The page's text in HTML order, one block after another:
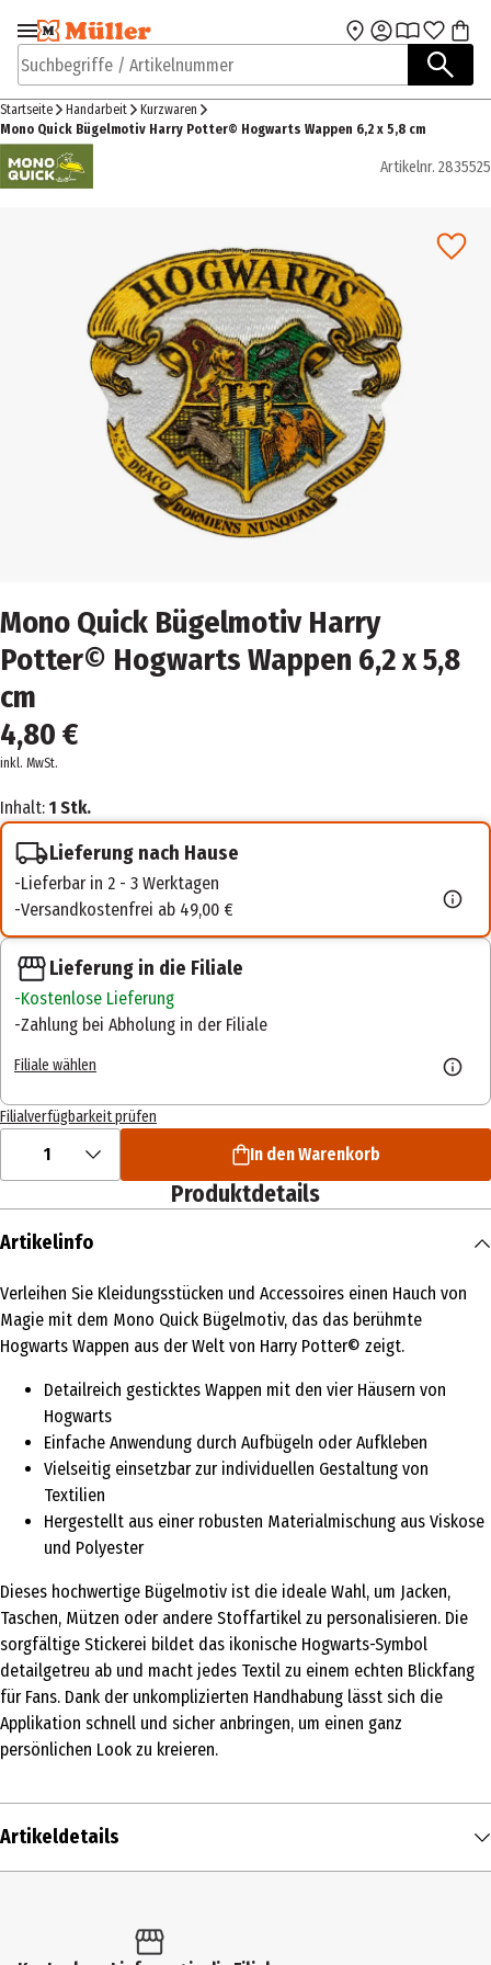
Zur Navigation
springen
Zum Hauptinhalt
Suchbegriffe / Artikelnummer
Startseite Handarbeit
Kurzwaren
Mono Quick Bügelmotiv Harry Potter© Hogwarts Wappen 6,2 x 5,8 cm
Artikelnr. 2835525
Mono Quick Bügelmotiv Harry
Potter© Hogwarts Wappen 6,2 x 5,8
cm
4,80 €
inkl. MwSt.
Inhalt: 1 Stk.
Lieferung nach Hause
Lieferbar in 2 - 3 Werktagen
Versandkostenfrei ab 49,00 €
Lieferung in die Filiale
Kostenlose Lieferung
Zahlung bei Abholung in der Filiale
Filiale wählen
Filialverfügbarkeit prüfen
1 In den Warenkorb
Produktdetails
Artikelinfo
Verleihen Sie Kleidungsstücken und Accessoires einen Hauch von
Magie mit dem Mono Quick Bügelmotiv, das das berühmte
Hogwarts Wappen aus der Welt von Harry Potter© zeigt.
Detailreich gesticktes Wappen mit den vier Häusern von
Hogwarts
Einfache Anwendung durch Aufbügeln oder Aufkleben
Vielseitig einsetzbar zur individuellen Gestaltung von
Textilien
Hergestellt aus einer robusten Materialmischung aus Viskose
und Polyester
Dieses hochwertige Bügelmotiv ist die ideale Wahl, um Jacken,
Taschen, Mützen oder andere Stoffartikel zu personalisieren. Die
sorgfältige Stickerei bildet das ikonische Hogwarts-Symbol
detailgetreu ab und macht jedes Textil zu einem echten Blickfang
für Fans. Dank der unkomplizierten Handhabung lässt sich die
Applikation schnell und sicher anbringen, um einen ganz
persönlichen Look zu kreieren.
Artikeldetails